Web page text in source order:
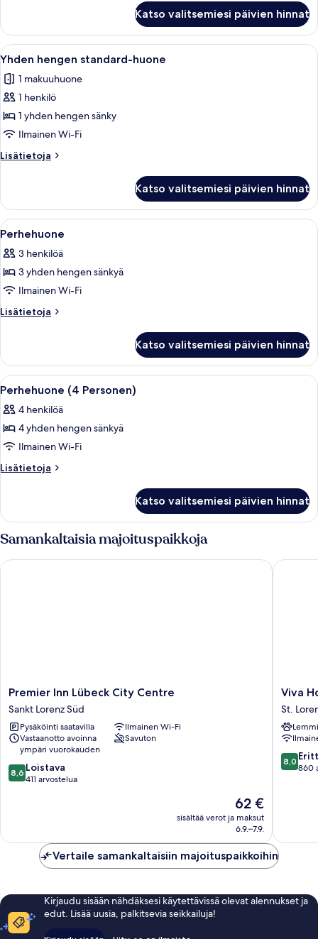
standard-
huone
Katso valitsemiesi päivien hinnat
Avaa
kaikki
huonetyypin
Yhden
hengen
standard-
huone
kuvat
Hotellihuone, jossa on parivuode,
5
Yhden hengen standard-huone
1 makuuhuone
1 henkilö
1 yhden hengen sänky
Ilmainen Wi-Fi
Lisätietoja
Lisätietoja
standard-
huone
Katso valitsemiesi päivien hinnat
Avaa
kaikki
huonetyypin
Perhehuone
kuvat
Hotellihuone, jossa on kaksi sänkyä,
5
Perhehuone
3 henkilöä
3 yhden hengen sänkyä
Ilmainen Wi-Fi
Lisätietoja
Lisätietoja
Katso valitsemiesi päivien hinnat
Avaa
kaikki
huonetyypin
Perhehuone
(4
Personen)
Hotellihuone, jossa on kaksi erillistä
5
Perhehuone (4 Personen)
4 henkilöä
4 yhden hengen sänkyä
Ilmainen Wi-Fi
Lisätietoja
Lisätietoja
Personen)
Katso valitsemiesi päivien hinnat
Samankaltaisia majoituspaikkoja
Premier
Inn
Lübeck
City
Centre
Sankt
Lorenz
Süd
Premier Inn Lübeck City Centre
Sankt Lorenz Süd
Pysäköinti saatavilla
Ilmainen Wi-Fi
Vastaanotto avoinna
ympäri vuorokauden
Savuton
8.6
kautta
8,6 Loistava
411 arvostelua
Hinta
62 €
62 €
sisältää verot ja maksut
6.9.–7.9.
Premier Inn Lübeck City Centre
Viva
Hotel
Lübeck
St.
Lorenz
Nord
Viva
St.
8.0
kautta
8,0
860
Viva
Vertaile samankaltaisiin majoituspaikkoihin
Kirjaudu sisään nähdäksesi käytettävissä olevat alennukset ja
edut. Lisää uusia, palkitsevia seikkailuja!